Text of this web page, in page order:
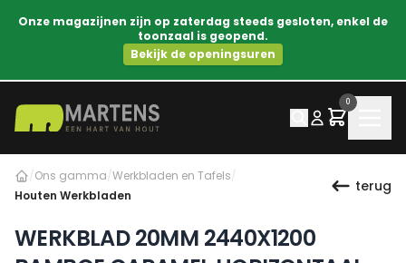
Onze magazijnen zijn op zaterdag steeds gesloten, enkel de
toonzaal is geopend.
Bekijk de openingsuren
0
/Ons gamma/Werkbladen en Tafels/
Houten Werkbladen
terug
WERKBLAD 20MM 2440X1200